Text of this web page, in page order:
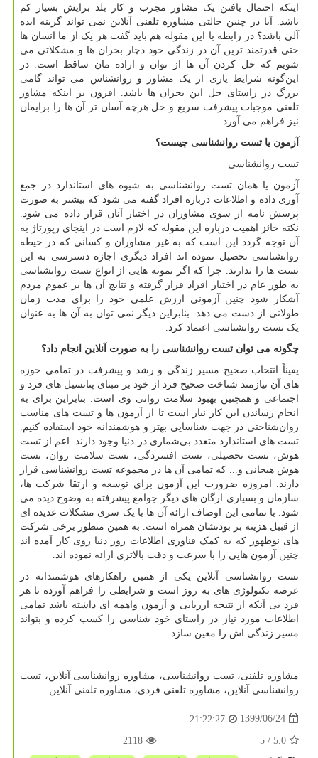
اینکه احتمال یافتن یک مشاور مجرب و کار بلد برایش بسیار کم
باشد. آیا در چنین حالتی مشاوره تلفنی آنلاین نمی تواند گزینه ایده
آلی باشد؟ در رابطه با این مقوله هم باید گفت هر یک از ما انسان ها
حتی قدرتمند ترین آن در زندگی خود دچار بحران ها و مشکلاتی می
شویم که حل کردن آن ها از توان و اراده مان ساقط است. در
این‌گونه شرایط یاری از یک مشاور و روانشناس می تواند گامی
بزرگ در راستای حل این بحران ها باشد. افزون بر اینکه مشاور
تلفنی موجبات پیشرفت سریع و حل هرچه آسان تر آن ها را برایمان
نیز فراهم می آورد.
آزمون یا تست روانشناسی چیست؟
تست روانشناسی
آزمون یا همان تست روانشناسی به شیوه های استاندارد در جمع
آوری داده و اطلاعات درباره افراد گفته می شود که بیشتر به صورت
پرسش نامه از سوی مشاوران در اختیار آنان قرار داده می شود.
نکته حائز اهمیت درباره این مقوله که لازم است در اینجای رپورتاژ به
آن توجه گردد این است که به غیر مشاوران و کسانی که در حیطه
روانشناسی تحصیل نموده اند افراد دیگری اجازه دسترسی به این
تست ها را ندارند. چرا که اگر نمونه هایی از انواع تست روانشناسی
به طور عام در اختیار افراد قرار گرفته و نتایج آن ها بر عموم مردم
آشکار شود چنین آزمونی ارزش علمی خود را برای مدت زمان
طولانی از دست می دهد. بنابراین دیگر نمی توان به آن ها به عنوان
یک تست روانشناسی اعتماد کرد.
چگونه می توان تست روانشناسی را به صورت آنلاین انجام داد؟
یقیناً انتخاب صحیح مسیر زندگی و رشد و پیشرفت در تمامی حوزه
های آن نیازمند شناخت صحیح فرد از خود بر مبنای پتانسیل های فرد و
اجتماعی و همچنین بهبود سلامت روانی وی است. بنابراین برای به
انجام رساندن این کار نیاز است تا از آزمون ها و تست های مناسب
روان‌شناختی در جهت شناسایی بهتر و هوشمندانه خود استفاده کنیم.
تست های استاندارد متعدد بی‌شماری در دنیا وجود دارند. اعم از تست
هوش، تست تحصیلی، تست افسردگی، تست سلامت روان، تست
هوش هیجانی و... که تمامی آن ها در مجموعه تست روانشناسی قرار
دارند. امروزه ضرورت این آزمون برای توسعه و ارتقا شرکت ها،
سازمان و بسیاری ارگان های دیگر جوامع پیشرفته به وضوح دیده می
شود. با تمامی این اوصاف ارائه آن ها با یک سری مشکلات عدیده ای
از قبیل هزینه بر بودنشان همراه است. به همین منظور برخی شرکت
های نوظهور که به کمک فناوری اطلاعات روز دنیا روی کار آمده اند
چنین آزمون هایی را با سرعت و دقت بالاتری ارائه نموده اند.
تست روانشناسی آنلاین یکی از همین راهکارهای هوشمندانه در
عرصه تکنولوژی های به روز است و شرایطی را فراهم آورده تا هر
فرد بی آنکه از نتیجه ارزیابی و آزمون واهمه ای داشته باشد تمامی
اطلاعات مورد نیاز در راستای خود شناسی را کسب کرده و بتواند
مسیر زندگی اش را معین سازد.
مشاوره تلفنی، تست روانشناسی، مشاوره روانشناسی آنلاین، تست
روانشناسی آنلاین، مشاوره تلفنی فردی، مشاوره تلفنی آنلاین
1399/06/24
21:22:27
5.0
/ 5
2118